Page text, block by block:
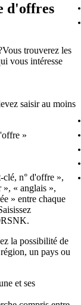
d'offres
Vous trouverez les
vous intéresse
saisir au moins
»
clé, n° d'offre »,
», « anglais »,
» entre chaque
la possibilité de
un pays ou
et ses